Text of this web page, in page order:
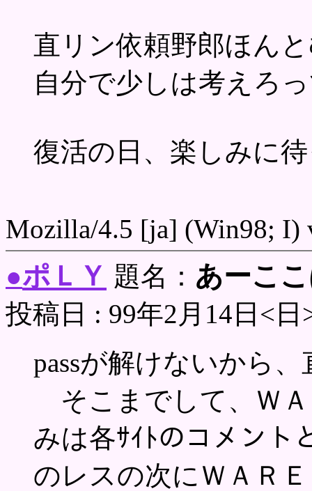
直リン依頼野郎ほん
自分で少しは考えろ
復活の日、楽しみに
Mozilla/4.5 [ja] (Win98; I)
●ポＬＹ 題名： あーこ
投稿日 : 99年2月14日<日
passが解けないから
そこまでして、Ｗ
みは各ｻｲﾄのコメント
のレスの次にＷＡＲ